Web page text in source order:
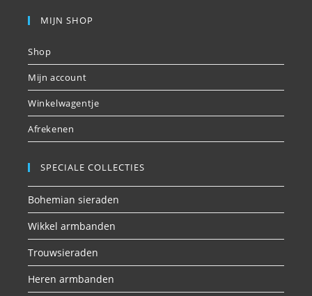
MIJN SHOP
Shop
Mijn account
Winkelwagentje
Afrekenen
SPECIALE COLLECTIES
Bohemian sieraden
Wikkel armbanden
Trouwsieraden
Heren armbanden